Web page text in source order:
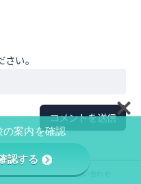
い。
/免責事項 お問い合わせ
の案内を確認
認する